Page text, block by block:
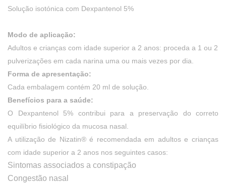
Solução isotónica com Dexpantenol 5%
Modo de aplicação:
Adultos e crianças com idade superior a 2 anos: proceda a 1 ou 2
pulverizações em cada narina uma ou mais vezes por dia.
Forma de apresentação:
Cada embalagem contém 20 ml de solução.
Benefícios para a saúde:
O Dexpantenol 5% contribui para a preservação do correto
equilíbrio fisiológico da mucosa nasal.
A utilização de Nizatin® é recomendada em adultos e crianças
com idade superior a 2 anos nos seguintes casos:
Sintomas associados a constipação
Congestão nasal